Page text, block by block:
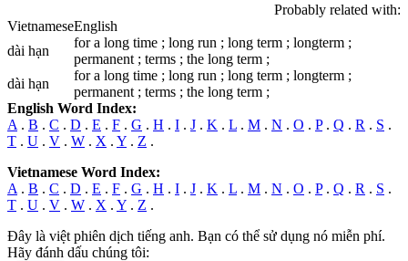
Probably related with:
VietnameseEnglish
dài hạn
for a long time ; long run ; long term ; longterm ;
permanent ; terms ; the long term ;
dài hạn
for a long time ; long run ; long term ; longterm ;
permanent ; terms ; the long term ;
English Word Index:
A . B . C . D . E . F . G . H . I . J . K . L . M . N . O . P. Q . R . S .
T . U . V . W . X . Y . Z .
Vietnamese Word Index:
A . B . C . D . E . F . G . H . I . J . K . L . M . N . O . P. Q . R . S .
T . U . V . W . X . Y . Z .
Đây là việt phiên dịch tiếng anh. Bạn có thể sử dụng nó miễn phí.
Hãy đánh dấu chúng tôi: